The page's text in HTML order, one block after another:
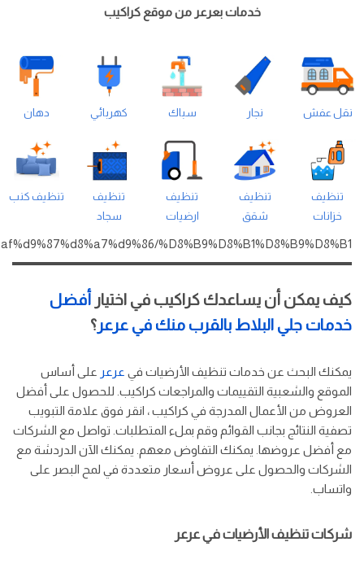
خدمات بعرعر من موقع كراكيب
نقل عفش نجار سباك كهربائي دهان
تنظيف
خزانات
تنظيف
شقق
تنظيف
ارضيات
تنظيف
سجاد
تنظيف كنب
%D8%B9%D8%B1%D8%B9%D8%B1/
كيف يمكن أن يساعدك كراكيب في اختيار أفضل
خدمات جلي البلاط بالقرب منك في عرعر ؟
يمكنك البحث عن خدمات تنظيف الأرضيات في عرعر على أساس
الموقع والشعبية التقييمات والمراجعات كراكيب. للحصول على أفضل
العروض من الأعمال المدرجة في كراكيب ، انقر فوق علامة التبويب
تصفية النتائج بجانب القوائم وقم بملء المتطلبات. تواصل مع الشركات
مع أفضل عروضها. يمكنك التفاوض معهم. يمكنك الآن الدردشة مع
الشركات والحصول على عروض أسعار متعددة في لمح البصر على
واتساب.
شركات تنظيف الأرضيات في عرعر